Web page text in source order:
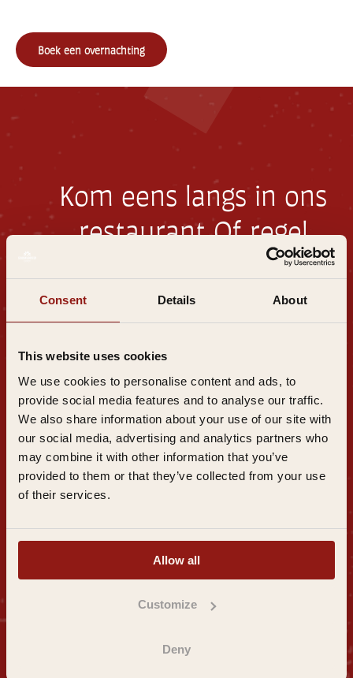
Consent Details About
This website uses cookies
We use cookies to personalise content and ads, to
provide social media features and to analyse our traffic.
We also share information about your use of our site with
our social media, advertising and analytics partners who
may combine it with other information that you’ve
provided to them or that they’ve collected from your use
of their services.
Allow all
Customize
Deny
Boek een overnachting
Kom eens langs in ons
restaurantOf regel
meteen jouw
overnachting
-
a
i
l
a
d
r
e
Algemene
voorwaarden
|
Privacy
beleid
|
Veelgestelde
vragen
Overnachten in het Stadsklooster
Eten in restaurant Aan Tafel
Retraitecentrum
Stadsklooster Dordt